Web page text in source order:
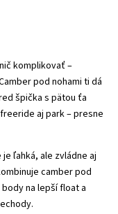
komplikovať –
pod nohami ti dá
špička s pätou ťa
aj park – presne
je ľahká, ale zvládne aj
camber pod
na lepší float a